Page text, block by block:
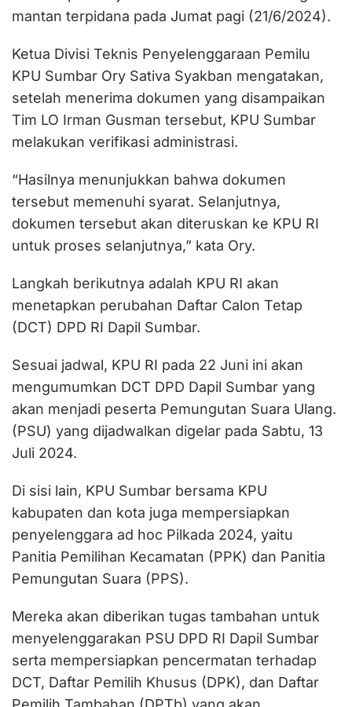
mantan terpidana pada Jumat pagi (21/6/2024).
Ketua Divisi Teknis Penyelenggaraan Pemilu
KPU Sumbar Ory Sativa Syakban mengatakan,
setelah menerima dokumen yang disampaikan
Tim LO Irman Gusman tersebut, KPU Sumbar
melakukan verifikasi administrasi.
“Hasilnya menunjukkan bahwa dokumen
tersebut memenuhi syarat. Selanjutnya,
dokumen tersebut akan diteruskan ke KPU RI
untuk proses selanjutnya,” kata Ory.
Langkah berikutnya adalah KPU RI akan
menetapkan perubahan Daftar Calon Tetap
(DCT) DPD RI Dapil Sumbar.
Sesuai jadwal, KPU RI pada 22 Juni ini akan
mengumumkan DCT DPD Dapil Sumbar yang
akan menjadi peserta Pemungutan Suara Ulang.
(PSU) yang dijadwalkan digelar pada Sabtu, 13
Juli 2024.
Di sisi lain, KPU Sumbar bersama KPU
kabupaten dan kota juga mempersiapkan
penyelenggara ad hoc Pilkada 2024, yaitu
Panitia Pemilihan Kecamatan (PPK) dan Panitia
Pemungutan Suara (PPS).
Mereka akan diberikan tugas tambahan untuk
menyelenggarakan PSU DPD RI Dapil Sumbar
serta mempersiapkan pencermatan terhadap
DCT, Daftar Pemilih Khusus (DPK), dan Daftar